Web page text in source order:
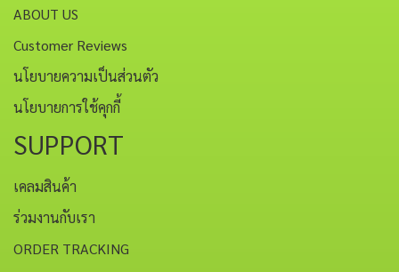
ABOUT US
Customer Reviews
นโยบายความเป็นส่วนตัว
นโยบายการใช้คุกกี้
SUPPORT
เคลมสินค้า
ร่วมงานกับเรา
ORDER TRACKING